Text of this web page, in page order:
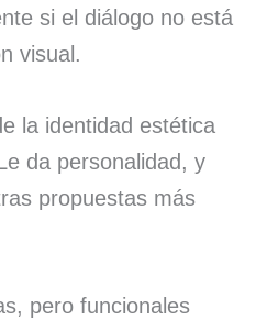
si el diálogo no está
visual.
la identidad estética
da personalidad, y
propuestas más
pero funcionales